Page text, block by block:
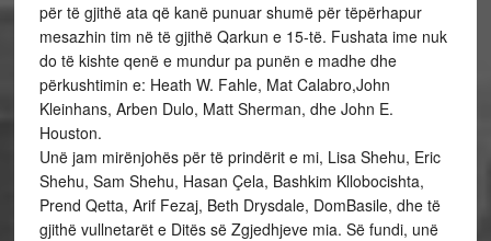
për të gjithë ata që kanë punuar shumë për tëpërhapur
mesazhin tim në të gjithë Qarkun e 15-të. Fushata ime nuk
do të kishte qenë e mundur pa punën e madhe dhe
përkushtimin e: Heath W. Fahle, Mat Calabro,John
Kleinhans, Arben Dulo, Matt Sherman, dhe John E.
Houston.
Unë jam mirënjohës për të prindërit e mi, Lisa Shehu, Eric
Shehu, Sam Shehu, Hasan Çela, Bashkim Kllobocishta,
Prend Qetta, Arif Fezaj, Beth Drysdale, DomBasile, dhe të
gjithë vullnetarët e Ditës së Zgjedhjeve mia. Së fundi, unë